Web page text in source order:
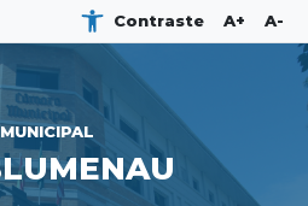
Contraste A+ A-